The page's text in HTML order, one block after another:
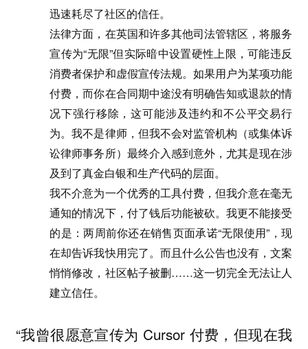
迅速耗尽了社区的信任。
法律方面，在英国和许多其他司法管辖区，将服务
宣传为“无限”但实际暗中设置硬性上限，可能违反
消费者保护和虚假宣传法规。如果用户为某项功能
付费，而你在合同期中途没有明确告知或退款的情
况下强行移除，这可能涉及违约和不公平交易行
为。我不是律师，但我不会对监管机构（或集体诉
讼律师事务所）最终介入感到意外，尤其是现在涉
及到了真金白银和生产代码的层面。
我不介意为一个优秀的工具付费，但我介意在毫无
通知的情况下，付了钱后功能被砍。我更不能接受
的是：两周前你还在销售页面承诺“无限使用”，现
在却告诉我快用完了。而且什么公告也没有，文案
悄悄修改，社区帖子被删……这一切完全无法让人
建立信任。
“我曾很愿意宣传为 Cursor 付费，但现在我